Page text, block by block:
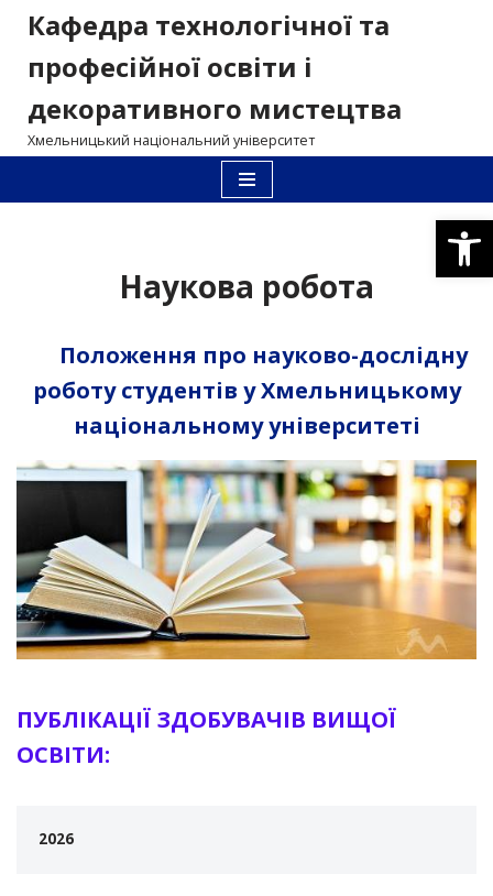
Перейти
вмісту
Кафедра технологічної та
професійної освіти і
декоративного мистецтва
Хмельницький національний університет
Наукова робота
Положення про науково-дослідну
роботу студентів у Хмельницькому
національному університеті
ПУБЛІКАЦІЇ ЗДOБУВАЧІВ ВИЩОЇ
ОСВІТИ:
2026